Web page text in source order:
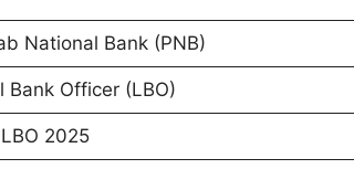
National Bank (PNB)
Bank Officer (LBO)
2025